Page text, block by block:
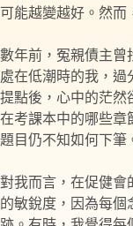
可能越變越好。然而
數年前，冤親債主曾
處在低潮時的我，過
提點後，心中的茫然
在考課本中的哪些章
題目仍不知如何下筆
對我而言，在促健會
的敏銳度，因為每個